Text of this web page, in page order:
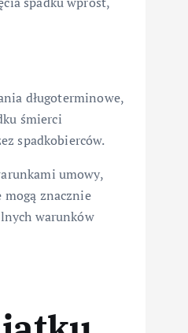
długoterminowe,
śmierci
spadkobierców.
umowy,
znacznie
warunków